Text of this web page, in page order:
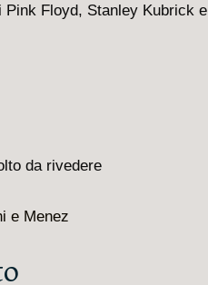
Floyd, Stanley Kubrick
e Menez